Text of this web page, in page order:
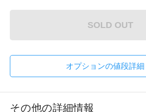
SOLD OUT
オプションの値段詳細
その他の詳細情報